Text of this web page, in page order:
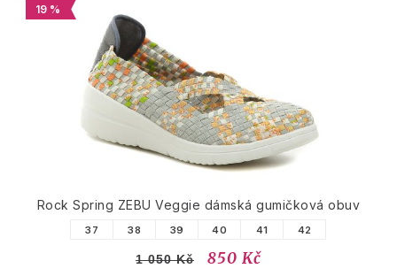
19 %
Rock Spring ZEBU Veggie dámská gumičková obuv
37 38 39 40 41 42
1 050 Kč 850 Kč